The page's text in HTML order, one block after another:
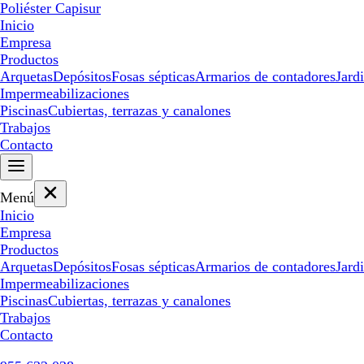
Poliéster Capisur
Inicio
Empresa
Productos
ArquetasDepósitosFosas sépticasArmarios de contadores
Impermeabilizaciones
PiscinasCubiertas, terrazas y canalones
Trabajos
Contacto
Menú
Inicio
Empresa
Productos
ArquetasDepósitosFosas sépticasArmarios de contadores
Impermeabilizaciones
PiscinasCubiertas, terrazas y canalones
Trabajos
Contacto